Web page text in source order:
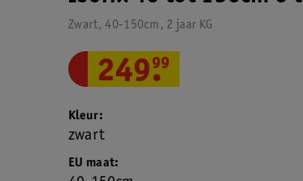
Zwart, 40-150cm, 2 jaar KG
249.
99
EU maat
Kleur
zwart